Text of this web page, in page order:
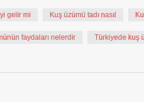
gelir mi Kuş üzümü tadı nasıl
faydaları nelerdir Türkiyede kuş